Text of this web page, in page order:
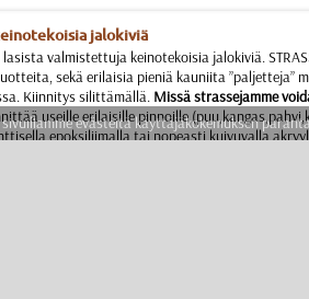
jalokiviä
lasista valmistettuja keinotekoisia jalokiviä.
sekä erilaisia pieniä kauniita ”paljetteja”
Kiinnitys silittämällä. Missä strassejamme
useille erilaisille pinnoille
epoksiliimalla tai nopeasti kuivuvalla
evästeitä käyttäjäkokemuksen